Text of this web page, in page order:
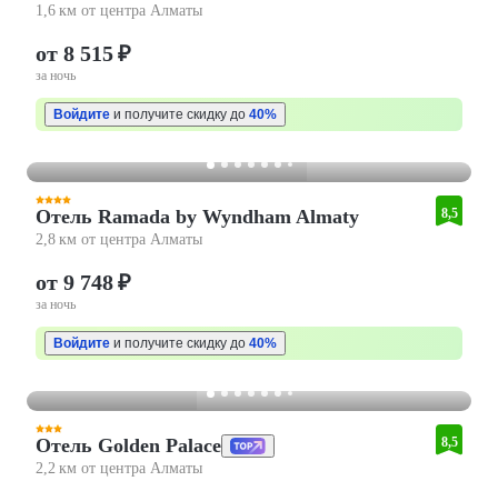
1,6 км от центра Алматы
от 8 515 ₽
за ночь
Войдите и получите скидку до 40%
Отель Ramada by Wyndham Almaty
2,8 км от центра Алматы
8,5
от 9 748 ₽
за ночь
Войдите и получите скидку до 40%
Отель Golden Palace
2,2 км от центра Алматы
8,5